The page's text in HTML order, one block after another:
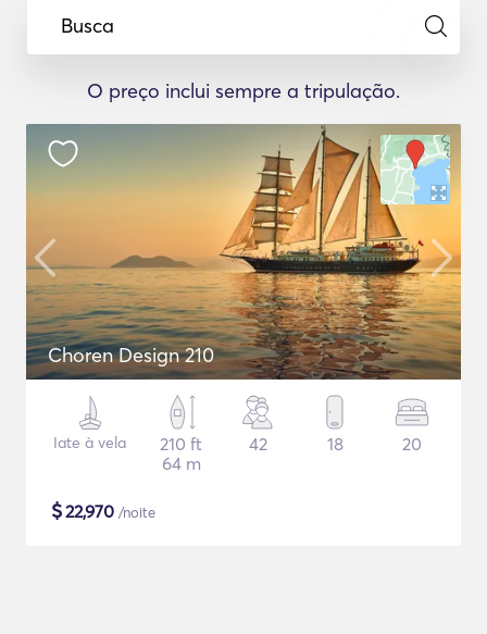
Busca
O preço inclui sempre a tripulação.
Choren Design 210
Iate à vela
210 ft
64 m
42 18 20
$22,970 /noite